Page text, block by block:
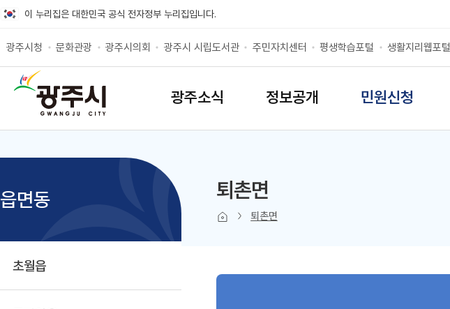
이 누리집은 대한민국 공식 전자정부 누리집입니다.
광주시청 문화관광 광주시의회 광주시 시립도서관 주민자치센터 평생학습포털 생활지리웹포털
광주소식 정보공개 민원신청
SITEMAP
읍면동
초월읍
퇴촌면
퇴촌면
본문 인쇄sns 공유 리스트 열기